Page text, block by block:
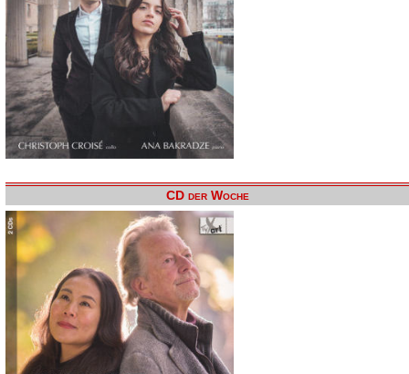
CD der Woche